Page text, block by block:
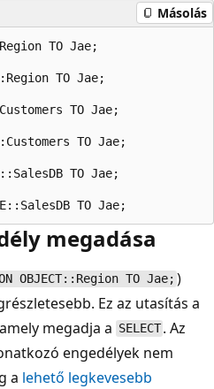
Másolás
TO Jae;
TO Jae;
TO Jae;
TO Jae;
TO Jae;
megadása
ON OBJECT::Region TO Jae; )
Ez az utasítás a
megadja a SELECT . Az
engedélyek nem
a lehető legkevesebb